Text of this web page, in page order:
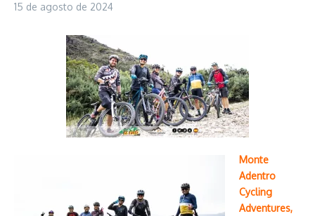
15 de agosto de 2024
Monte
Adentro
Cycling
Adventures,